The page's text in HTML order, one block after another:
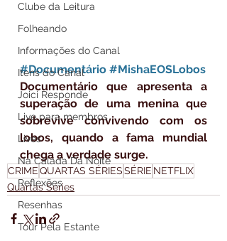
Clube da Leitura
Folheando
Informações do Canal
Itens do Canal
Joici Responde
Live para membros
Lives
Na Calada Da Noite
Reflexões
Resenhas
Tour Pela Estante
#Documentário #MishaEOSLobos
Documentário que apresenta a
superação de uma menina que
sobrevive convivendo com os
lobos, quando a fama mundial
chega a verdade surge.
CRIMEQUARTAS SÉRIESSÉRIE NETFLIX
Quartas Séries